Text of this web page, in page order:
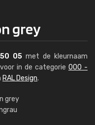
grey
05 met de kleurnaam
in de categorie 000 -
RAL Design.
grey